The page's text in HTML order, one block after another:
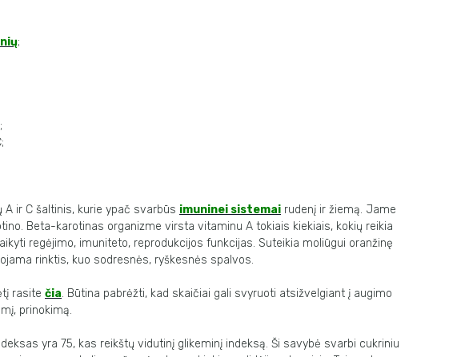
;
A ir C šaltinis, kurie ypač svarbūs imuninei sistemai rudenį ir žiemą. Jame
Beta-karotinas organizme virsta vitaminu A tokiais kiekiais, kokių reikia
regėjimo, imuniteto, reprodukcijos funkcijas. Suteikia moliūgui oranžinę
rinktis, kuo sodresnės, ryškesnės spalvos.
rasite čia. Būtina pabrėžti, kad skaičiai gali svyruoti atsižvelgiant į augimo
prinokimą.
yra 75, kas reikštų vidutinį glikeminį indeksą. Ši savybė svarbi cukriniu